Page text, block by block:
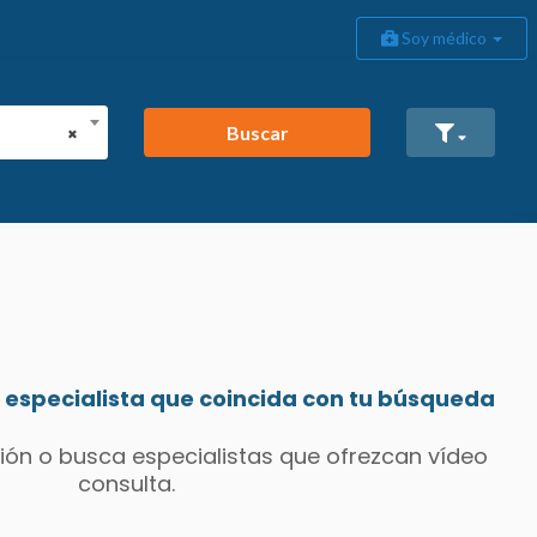
Soy médico
× Buscar
que coincida con tu búsqueda
o busca especialistas que ofrezcan vídeo
consulta.